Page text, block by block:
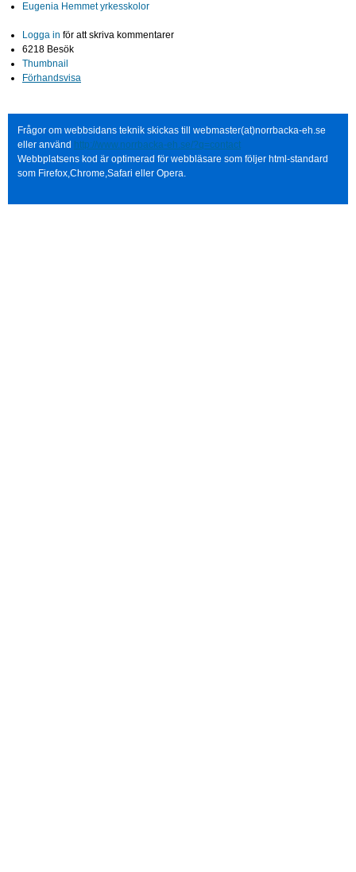
Eugenia Hemmet yrkesskolor
Logga in för att skriva kommentarer
6218 Besök
Thumbnail
Förhandsvisa
Frågor om webbsidans teknik skickas till webmaster(at)norrbacka-eh.se
eller använd http://www.norrbacka-eh.se/?q=contact
Webbplatsens kod är optimerad för webbläsare som följer html-standard
som Firefox,Chrome,Safari eller Opera.